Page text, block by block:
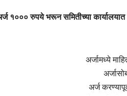
१००० रुपये भरून समितीच्या
अर्जामध्ये
अर्ज